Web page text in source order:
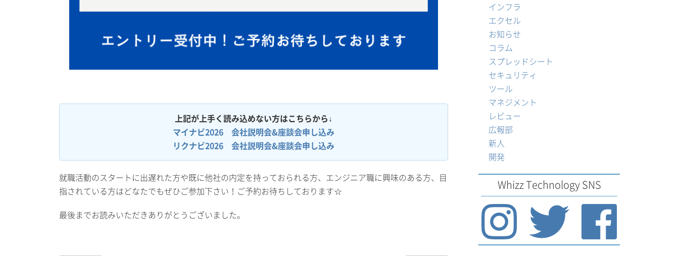
上記が上手く読み込めない方はこちらから↓
マイナビ2026 会社説明会&座談会申し込み
リクナビ2026 会社説明会&座談会申し込み
就職活動のスタートに出遅れた方や既に他社の内定を持っておられる方、エンジニア職に興味のある方、目
指されている方はどなたでもぜひご参加下さい！ご予約お待ちしております☆
最後までお読みいただきありがとうございました。
インフラ
エクセル
お知らせ
コラム
スプレッドシート
セキュリティ
ツール
マネジメント
レビュー
広報部
新人
開発
Whizz Technology SNS